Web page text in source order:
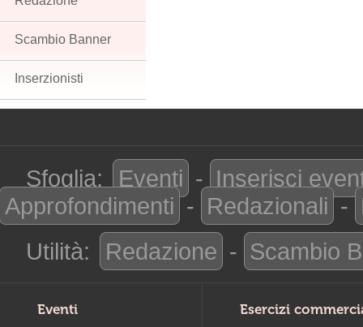
Scambio Banner
Inserzionisti
Sfoglia: Eventi - Inserisci
Approfondimenti - Redazionali -
Utilità:
Redazione - Scambio
Eventi Esercizi